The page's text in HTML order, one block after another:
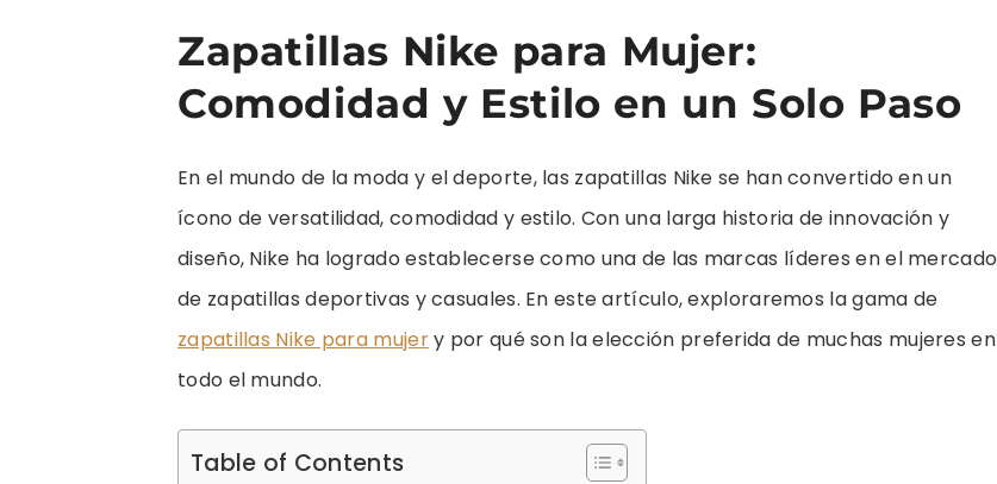
Zapatillas Nike para Mujer:
Comodidad y Estilo en un Solo Paso
En el mundo de la moda y el deporte, las zapatillas Nike se han convertido en un
ícono de versatilidad, comodidad y estilo. Con una larga historia de innovación y
diseño, Nike ha logrado establecerse como una de las marcas líderes en el mercado
de zapatillas deportivas y casuales. En este artículo, exploraremos la gama de
zapatillas Nike para mujery por qué son la elección preferida de muchas mujeres en
todo el mundo.
Table of Contents